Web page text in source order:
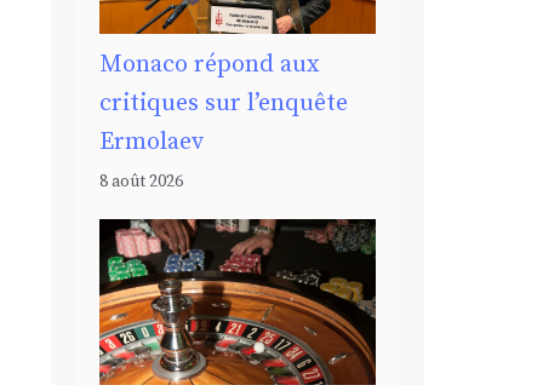
Monaco répond aux
critiques sur l’enquête
Ermolaev
8 août 2026